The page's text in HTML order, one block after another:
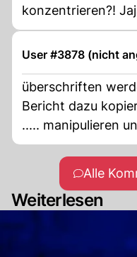
konzentrieren?!
User #3878 (nicht
überschriften
Bericht dazu kopiert ..... das ist
..... manipulieren
Alle
Weiterlesen